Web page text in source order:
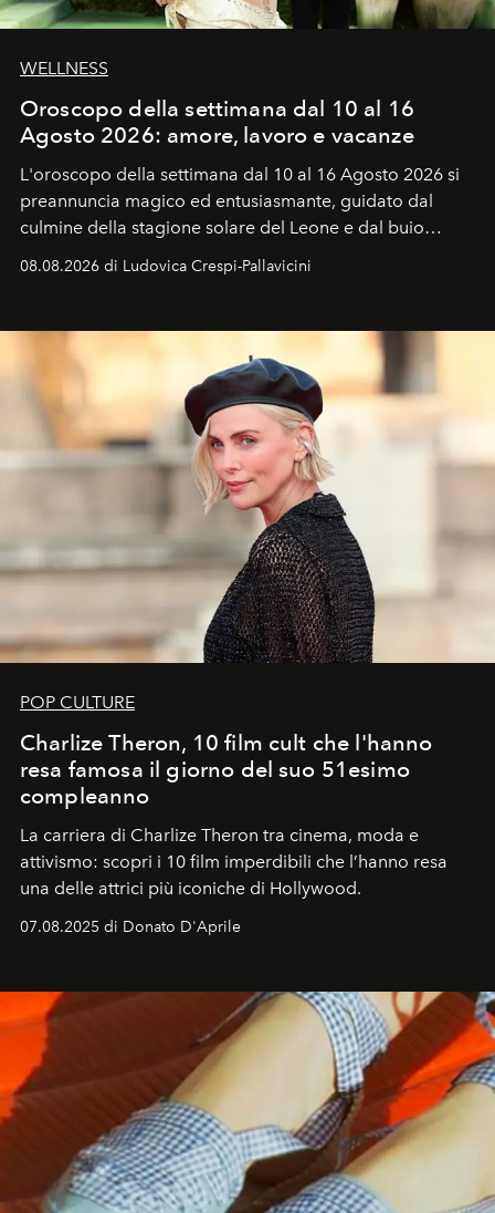
WELLNESS
Oroscopo della settimana dal 10 al 16
Agosto 2026: amore, lavoro e vacanze
L'oroscopo della settimana dal 10 al 16 Agosto 2026 si
preannuncia magico ed entusiasmante, guidato dal
culmine della stagione solare del Leone e dal buio
ideale per la notte delle Perseidi.
08.08.2026 di Ludovica Crespi-Pallavicini
POP CULTURE
Charlize Theron, 10 film cult che l'hanno
resa famosa il giorno del suo 51esimo
compleanno
La carriera di Charlize Theron tra cinema, moda e
attivismo: scopri i 10 film imperdibili che l’hanno resa
una delle attrici più iconiche di Hollywood.
07.08.2025 di Donato D'Aprile